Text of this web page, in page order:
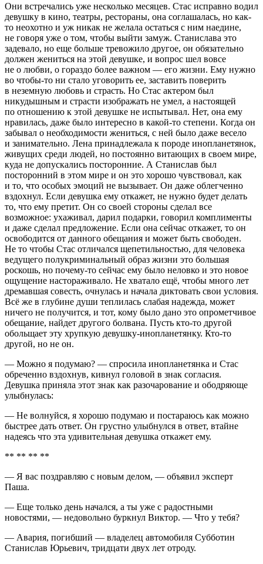
Они встречались уже несколько месяцев. Стас исправно водил
девушку в кино, театры, рестораны, она соглашалась, но как-
то неохотно и уж никак не желала остаться с ним наедине,
не говоря уже о том, чтобы выйти замуж. Станислава это
задевало, но еще больше тревожило другое, он обязательно
должен жениться на этой девушке, и вопрос шел вовсе
не о любви, о гораздо более важном — его жизни. Ему нужно
во чтобы-то ни стало уговорить ее, заставить поверить
в неземную любовь и страсть. Но Стас актером был
никудышным и страсти изображать не умел, а настоящей
по отношению к этой девушке не испытывал. Нет, она ему
нравилась, даже было интересно в какой-то степени. Когда он
забывал о необходимости жениться, с ней было даже весело
и занимательно. Лена принадлежала к породе инопланетянок,
живущих среди людей, но постоянно витающих в своем мире,
куда не допускались посторонние. А Станислав был
посторонний в этом мире и он это хорошо чувствовал, как
и то, что особых эмоций не вызывает. Он даже облегченно
вздохнул. Если девушка ему откажет, не нужно будет делать
то, что ему претит. Он со своей стороны сделал все
возможное: ухаживал, дарил подарки, говорил комплименты
и даже сделал предложение. Если она сейчас откажет, то он
освободится от данного обещания и может быть свободен.
Не то чтобы Стас отличался щепетильностью, для человека
ведущего полукриминальный образ жизни это большая
роскошь, но почему-то сейчас ему было неловко и это новое
ощущение настораживало. Не хватало ещё, чтобы много лет
дремавшая совесть, очнулась и начала диктовать свои условия.
Всё же в глубине души теплилась слабая надежда, может
ничего не получится, и тот, кому было дано это опрометчивое
обещание, найдет другого болвана. Пусть кто-то другой
обольщает эту хрупкую девушку-инопланетянку. Кто-то
другой, но не он.
— Можно я подумаю? — спросила инопланетянка и Стас
обреченно вздохнув, кивнул головой в знак согласия.
Девушка приняла этот знак как разочарование и ободряюще
улыбнулась:
— Не волнуйся, я хорошо подумаю и постараюсь как можно
быстрее дать ответ. Он грустно улыбнулся в ответ, втайне
надеясь что эта удивительная девушка откажет ему.
** ** ** **
— Я вас поздравляю с новым делом, — объявил эксперт
Паша.
— Еще только день начался, а ты уже с радостными
новостями, — недовольно буркнул Виктор. — Что у тебя?
— Авария, погибший — владелец автомобиля Субботин
Станислав Юрьевич, тридцати двух лет отроду.